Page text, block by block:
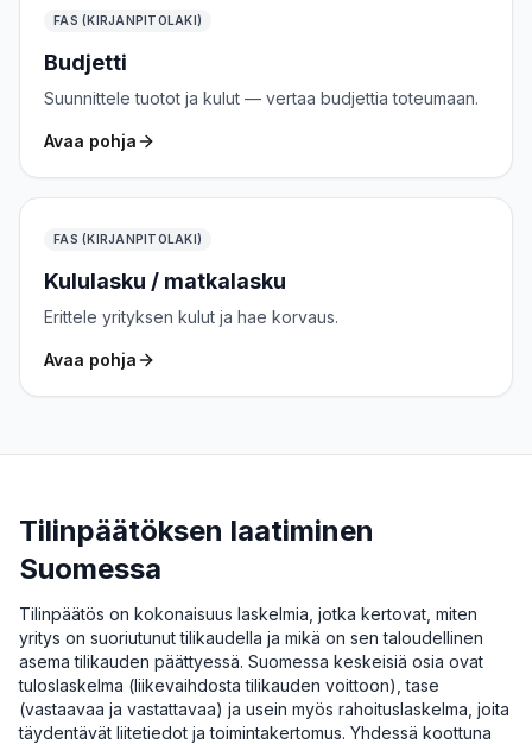
FAS (KIRJANPITOLAKI)
Budjetti
Suunnittele tuotot ja kulut — vertaa budjettia toteumaan.
Avaa pohja
FAS (KIRJANPITOLAKI)
Kululasku / matkalasku
Erittele yrityksen kulut ja hae korvaus.
Avaa pohja
Tilinpäätöksen laatiminen
Suomessa
Tilinpäätös on kokonaisuus laskelmia, jotka kertovat, miten
yritys on suoriutunut tilikaudella ja mikä on sen taloudellinen
asema tilikauden päättyessä. Suomessa keskeisiä osia ovat
tuloslaskelma (liikevaihdosta tilikauden voittoon), tase
(vastaavaa ja vastattavaa) ja usein myös rahoituslaskelma, joita
täydentävät liitetiedot ja toimintakertomus. Yhdessä koottuna